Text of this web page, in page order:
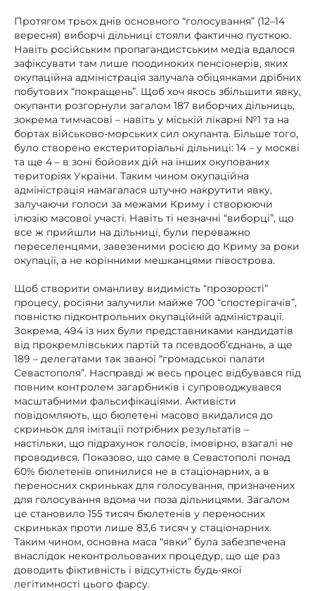
Протягом трьох днів основного “голосування” (12–14
вересня) виборчі дільниці стояли фактично пусткою.
Навіть російським пропагандистським медіа вдалося
зафіксувати там лише поодиноких пенсіонерів, яких
окупаційна адміністрація залучала обіцянками дрібних
побутових “покращень”. Щоб хоч якось збільшити явку,
окупанти розгорнули загалом 187 виборчих дільниць,
зокрема тимчасові – навіть у міській лікарні №1 та на
бортах військово-морських сил окупанта. Більше того,
було створено екстериторіальні дільниці: 14 – у москві
та ще 4 – в зоні бойових дій на інших окупованих
територіях України. Таким чином окупаційна
адміністрація намагалася штучно накрутити явку,
залучаючи голоси за межами Криму і створюючи
ілюзію масової участі. Навіть ті незначні “виборці”, що
все ж прийшли на дільниці, були переважно
переселенцями, завезеними росією до Криму за роки
окупації, а не корінними мешканцями півострова.
Щоб створити оманливу видимість “прозорості”
процесу, росіяни залучили майже 700 “спостерігачів”,
повністю підконтрольних окупаційній адміністрації.
Зокрема, 494 із них були представниками кандидатів
від прокремлівських партій та псевдооб’єднань, а ще
189 – делегатами так званої “громадської палати
Севастополя”. Насправді ж весь процес відбувався під
повним контролем загарбників і супроводжувався
масштабними фальсифікаціями. Активісти
повідомляють, що бюлетені масово вкидалися до
скриньок для імітації потрібних результатів –
настільки, що підрахунок голосів, імовірно, взагалі не
проводився. Показово, що саме в Севастополі понад
60% бюлетенів опинилися не в стаціонарних, а в
переносних скриньках для голосування, призначених
для голосування вдома чи поза дільницями. Загалом
це становило 155 тисяч бюлетенів у переносних
скриньках проти лише 83,6 тисяч у стаціонарних.
Таким чином, основна маса “явки” була забезпечена
внаслідок неконтрольованих процедур, що ще раз
доводить фіктивність і відсутність будь-якої
легітимності цього фарсу.